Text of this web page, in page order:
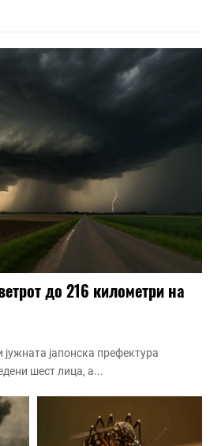
до 216 километри на
јапонска префектура
шест лица, а...